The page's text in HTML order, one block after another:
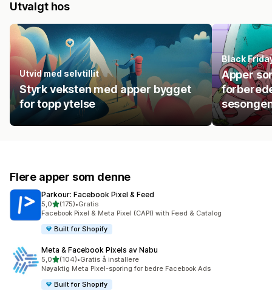
Utvalgt hos
Utvid med selvtillit
Styrk veksten med apper bygget
for topp ytelse
Black
Apper
Flere apper som denne
Parkour: Facebook Pixel & Feed
5,0av 5 stjerner
(175)
Totalt 175 omtaler
•Gratis
Facebook Pixel & Meta Pixel (CAPI) with Feed & Catalog
Built for Shopify
Meta & Facebook Pixels av Nabu
5,0av 5 stjerner
(104)
Totalt 104 omtaler
•Gratis å installere
Nøyaktig Meta Pixel-sporing for bedre Facebook Ads
Built for Shopify